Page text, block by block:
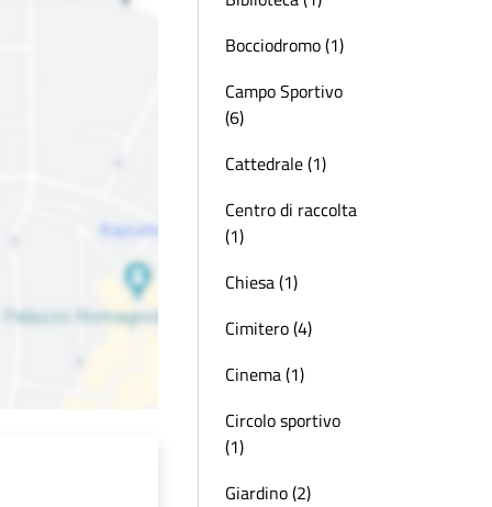
Bocciodromo (1)
Campo Sportivo
(6)
Cattedrale (1)
Centro di raccolta
(1)
Chiesa (1)
Cimitero (4)
Cinema (1)
Circolo sportivo
(1)
Giardino (2)